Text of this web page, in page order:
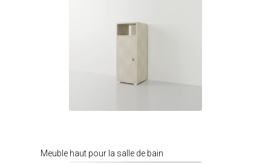
Meuble haut pour la salle de bain